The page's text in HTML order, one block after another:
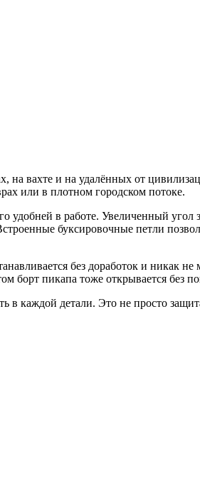
на вахте и на удалённых от
или в плотном городском потоке.
в работе. Увеличенный угол
буксировочные петли
без доработок и никак не
борт пикапа тоже открывается без
каждой детали. Это не просто